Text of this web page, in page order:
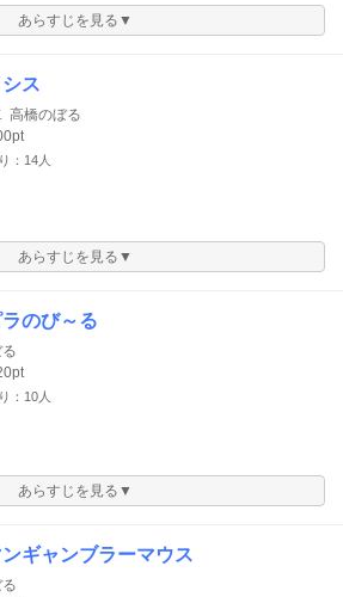
あらすじを見る▼
ス
高橋のぼる
：14人
あらすじを見る▼
のび～る
：10人
あらすじを見る▼
ンギャンブラーマウス